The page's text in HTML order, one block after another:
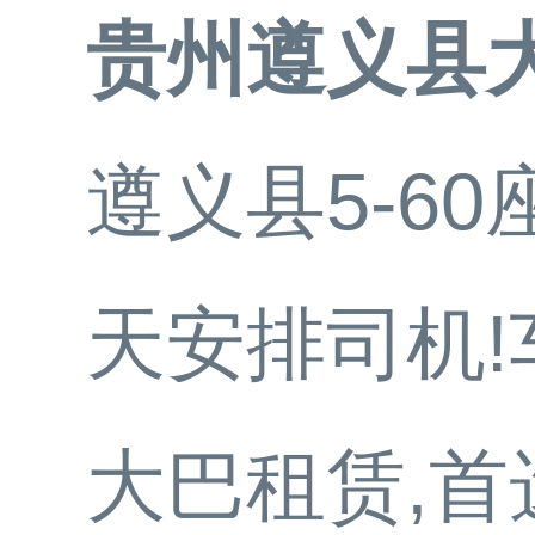
贵州遵义县
遵义县5-60
天安排司机
大巴租赁,